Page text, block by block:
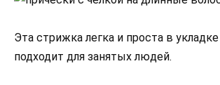
Эта стрижка легка и проста в
подходит для занятых людей.